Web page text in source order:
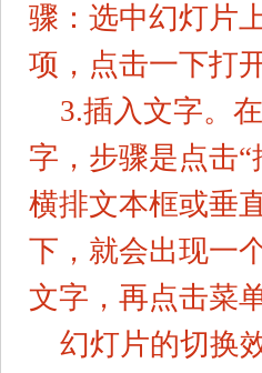
骤：选中幻灯片
项，点击一下打
3.插入文字。
字，步骤是点击
横排文本框或垂
下，就会出现一
文字，再点击菜
幻灯片的切换